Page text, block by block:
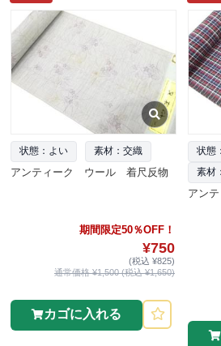
状態：よい 素材：交織
アンティーク ウール 着尺反物
期間限定50％OFF！
¥750
(税込 ¥825)
通常価格 ¥1,500 (税込 ¥1,650)
カゴに入れる
状態
素材
アン